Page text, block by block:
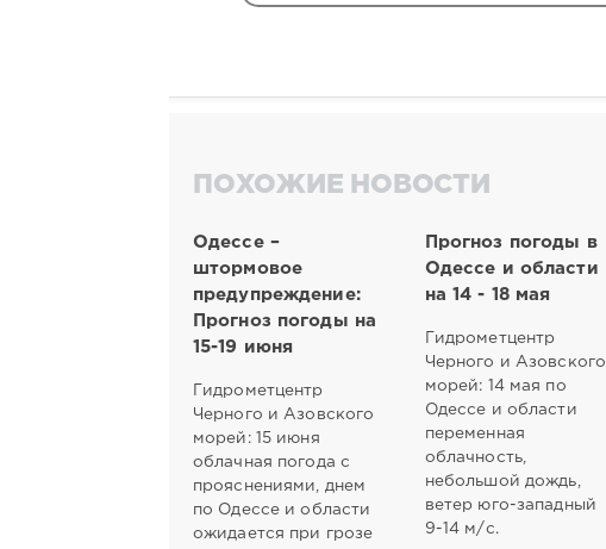
ПОХОЖИЕ НОВОСТИ
Одессе –
штормовое
предупреждение:
Прогноз погоды на
15-19 июня
Гидрометцентр
Черного и Азовского
морей: 15 июня
облачная погода с
прояснениями, днем
по Одессе и области
ожидается при грозе
Прогноз погоды в
Одессе и области
на 14 - 18 мая
Гидрометцентр
Черного и Азовского
морей: 14 мая по
Одессе и области
переменная
облачность,
небольшой дождь,
ветер юго-западный
9-14 м/с.